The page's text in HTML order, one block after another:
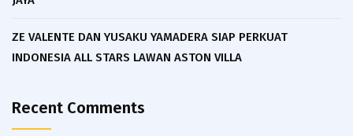
ZE VALENTE DAN YUSAKU YAMADERA SIAP PERKUAT
INDONESIA ALL STARS LAWAN ASTON VILLA
Recent Comments